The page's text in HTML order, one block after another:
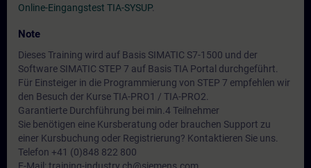
Online-Eingangstest TIA-SYSUP.
Note
Dieses Training wird auf Basis SIMATIC S7-1500 und der
Software SIMATIC STEP 7 auf Basis TIA Portal durchgeführt.
Für Einsteiger in die Programmierung von STEP 7 empfehlen wir
den Besuch der Kurse TIA-PRO1 / TIA-PRO2.
Garantierte Durchführung bei min.4 Teilnehmer
Sie benötigen eine Kursberatung oder brauchen Support zu
einer Kursbuchung oder Registrierung? Kontaktieren Sie uns.
Telefon +41 (0)848 822 800